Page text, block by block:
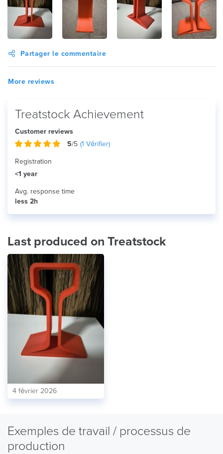
Partager le commentaire
More reviews
Treatstock Achievement
Customer reviews
5/5 (1 Vérifier)
Registration
<1 year
Avg. response time
less 2h
Last produced on Treatstock
4 février 2026
Exemples de travail / processus de
production